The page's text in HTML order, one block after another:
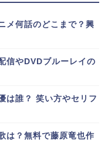
メ何話のどこまで？興
信やDVDブルーレイの
は誰？ 笑い方やセリフ
は？無料で藤原竜也作